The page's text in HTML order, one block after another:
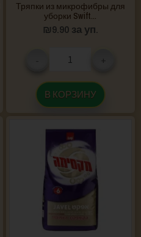
Тряпки из микрофибры для
уборки Swift...
₪9.90 за уп.
В КОРЗИНУ